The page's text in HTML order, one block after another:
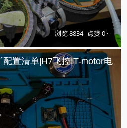
浏览 8834· 点赞 0 ·
配置清单|H7飞控|T-motor电